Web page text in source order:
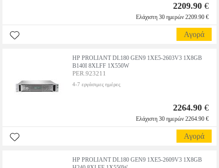
2209.90 €
Ελάχιστη 30 ημερών 2209.90 €
Αγορά
HP PROLIANT DL180 GEN9 1XE5-2603V3 1X8GB
B140I 8XLFF 1X550W
PER.923211
4-7 εργάσιμες ημέρες
2264.90 €
Ελάχιστη 30 ημερών 2264.90 €
Αγορά
HP PROLIANT DL180 GEN9 1XE5-2609V3 1X8GB